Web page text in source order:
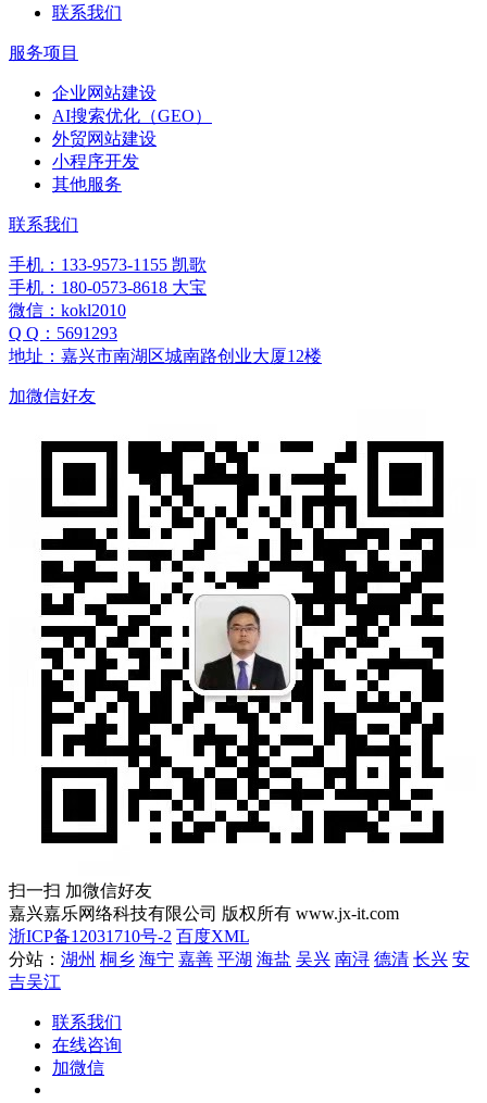
联系我们
服务项目
企业网站建设
AI搜索优化（GEO）
外贸网站建设
小程序开发
其他服务
联系我们
手机：133-9573-1155 凯歌
手机：180-0573-8618 大宝
微信：kokl2010
Q Q：5691293
地址：嘉兴市南湖区城南路创业大厦12楼
加微信好友
扫一扫 加微信好友
嘉兴嘉乐网络科技有限公司 版权所有 www.jx-it.com
浙ICP备12031710号-2 百度XML
分站： 湖州 桐乡 海宁 嘉善 平湖 海盐 吴兴 南浔 德清 长兴 安
吉吴江
联系我们
在线咨询
加微信